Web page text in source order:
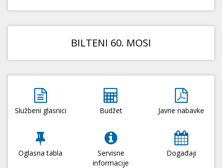
BILTENI 60. MOSI
Službeni glasnici Budžet Javne nabavke
Oglasna tabla
Servisne
informacije
Događaji